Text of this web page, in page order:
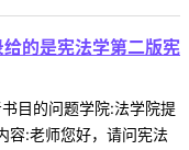
的是宪法学第二版宪
目的问题学院:法学院提
:老师您好，请问宪法